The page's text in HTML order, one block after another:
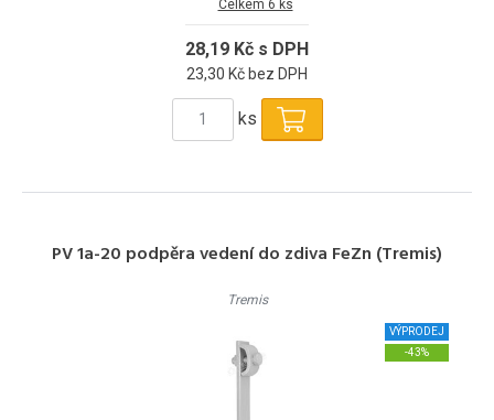
Celkem 6 ks
28,19 Kč s DPH
23,30 Kč bez DPH
ks
PV 1a-20 podpěra vedení do zdiva FeZn (Tremis)
Tremis
VÝPRODEJ
-43%